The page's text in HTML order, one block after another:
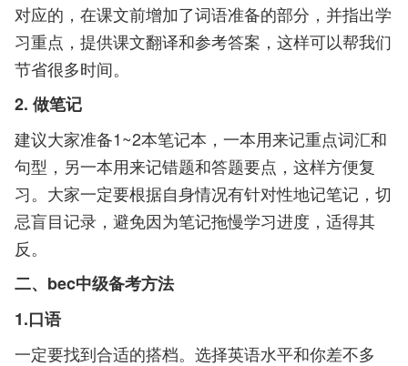
对应的，在课文前增加了词语准备的部分，并指出学
习重点，提供课文翻译和参考答案，这样可以帮我们
节省很多时间。
2. 做笔记
建议大家准备1~2本笔记本，一本用来记重点词汇和
句型，另一本用来记错题和答题要点，这样方便复
习。大家一定要根据自身情况有针对性地记笔记，切
忌盲目记录，避免因为笔记拖慢学习进度，适得其
反。
二、bec中级备考方法
1.口语
一定要找到合适的搭档。选择英语水平和你差不多